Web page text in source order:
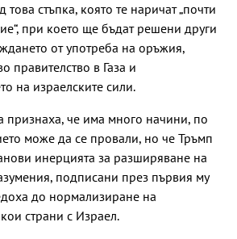
стъпка, която те наричат „почти
при което ще бъдат решени други
от употреба на оръжия,
правителство в Газа и
на израелските сили.
признаха, че има много начини, по
може да се провали, но че Тръмп
инерцията за разширяване на
подписани през първия му
до нормализиране на
страни с Израел.